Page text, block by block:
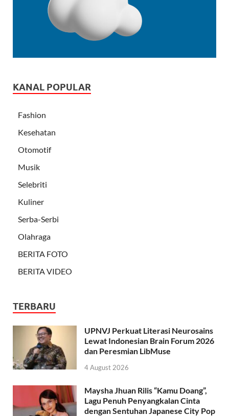
KANAL POPULAR
Fashion
Kesehatan
Otomotif
Musik
Selebriti
Kuliner
Serba-Serbi
Olahraga
BERITA FOTO
BERITA VIDEO
TERBARU
UPNVJ Perkuat Literasi Neurosains
Lewat Indonesian Brain Forum 2026
dan Peresmian LibMuse
4 August 2026
Maysha Jhuan Rilis “Kamu Doang”,
Lagu Penuh Penyangkalan Cinta
dengan Sentuhan Japanese City Pop